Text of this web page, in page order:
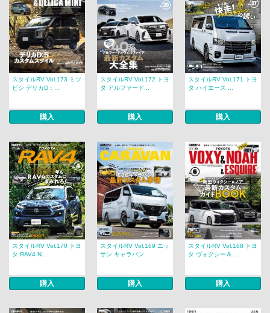
スタイルRV Vol.173 ミツ
ビシ デリカD：...
購入
スタイルRV Vol.172 トヨ
タ アルファード...
購入
スタイルRV Vol.171 トヨ
タ ハイエース ...
購入
スタイルRV Vol.170 トヨ
タ RAV4 N...
購入
スタイルRV Vol.169 ニッ
サン キャラバン
購入
スタイルRV Vol.168 トヨ
タ ヴォクシー＆...
購入